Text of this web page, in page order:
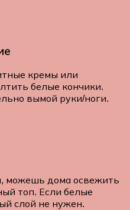
кремы или
белые кончики.
вымой руки/ноги.
можешь дома освежить
топ. Если белые
слой не нужен.